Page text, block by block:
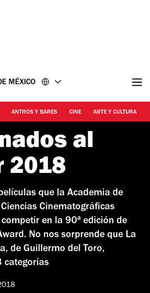
MÉXICO
ANTROS Y BARES CINE ARTE Y CULTURA
al
2018
que la Academia de
Cinematográficas
en la 90ª edición de
No nos sorprende que La
de Guillermo del Toro,
categorías